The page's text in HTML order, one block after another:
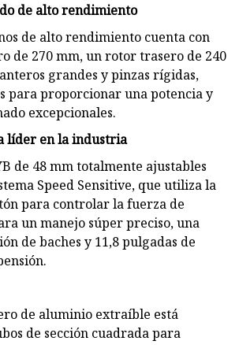
de alto rendimiento
de alto rendimiento cuenta con
de 270 mm, un rotor trasero de 240
grandes y pinzas rígidas,
para proporcionar una potencia y
excepcionales.
líder en la industria
de 48 mm totalmente ajustables
Speed ​​Sensitive, que utiliza la
para controlar la fuerza de
un manejo súper preciso, una
de baches y 11,8 pulgadas de
de aluminio extraíble está
de sección cuadrada para